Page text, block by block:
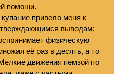
помощи.
привело меня к
выводам:
физическую
её раз в десять, а то
движения пемзой по